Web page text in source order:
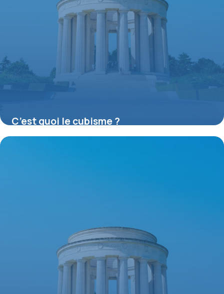
C’est quoi le cubisme ?
16 juillet 2026